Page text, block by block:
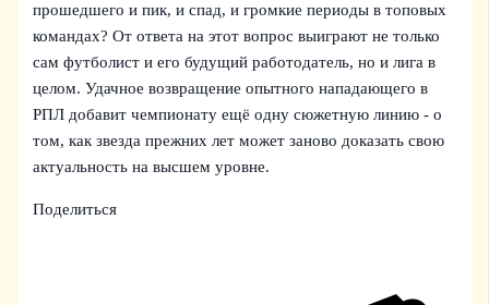
прошедшего и пик, и спад, и громкие периоды в топовых
командах? От ответа на этот вопрос выиграют не только
сам футболист и его будущий работодатель, но и лига в
целом. Удачное возвращение опытного нападающего в
РПЛ добавит чемпионату ещё одну сюжетную линию - о
том, как звезда прежних лет может заново доказать свою
актуальность на высшем уровне.
Поделиться